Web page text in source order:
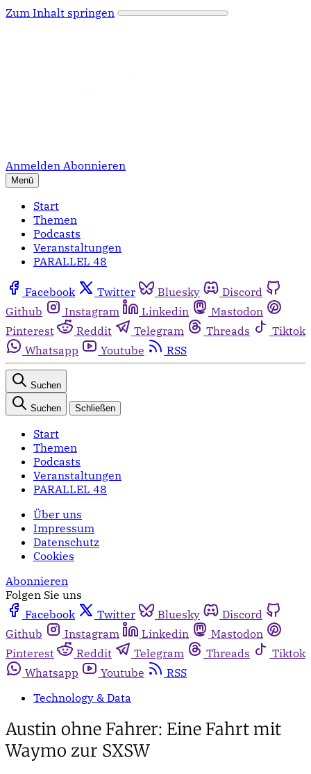
Zum Inhalt springen
Anmelden Abonnieren
Menü
Start
Themen
Podcasts
Veranstaltungen
PARALLEL 48
Facebook Twitter Bluesky
Discord
Github
Instagram Linkedin
Mastodon
Pinterest
Reddit Telegram Threads
Tiktok
Whatsapp
Youtube RSS
Suchen
Suchen Schließen
Start
Themen
Podcasts
Veranstaltungen
PARALLEL 48
Über uns
Impressum
Datenschutz
Cookies
Abonnieren
Folgen Sie uns
Facebook
Twitter Bluesky
Discord
Github
Instagram Linkedin
Mastodon
Pinterest
Reddit Telegram Threads
Tiktok
Whatsapp
Youtube
RSS
Technology & Data
Austin ohne Fahrer: Eine Fahrt mit
Waymo zur SXSW